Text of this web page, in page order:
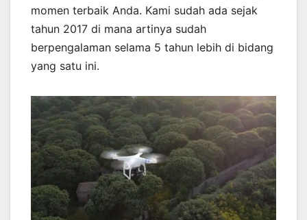
momen terbaik Anda. Kami sudah ada sejak
tahun 2017 di mana artinya sudah
berpengalaman selama 5 tahun lebih di bidang
yang satu ini.